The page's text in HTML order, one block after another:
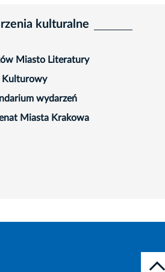
kulturalne
Miasto Literatury
Kulturowy
wydarzeń
Miasta Krakowa